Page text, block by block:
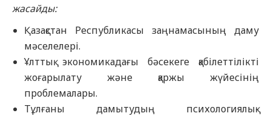
жасайды:
Қазақстан Республикасы заңнамасының даму
мәселелері.
Ұлттық экономикадағы бәсекеге қабілеттілікті
жоғарылату және қаржы жүйесінің
проблемалары.
Тұлғаны дамытудың психологиялық-